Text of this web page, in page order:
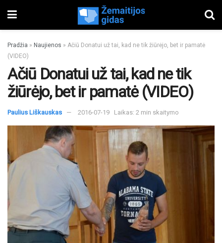
Pradžia » Naujienos » Ačiū Donatui už tai, kad ne tik žiūrėjo, bet ir pamatė
(VIDEO)
Ačiū Donatui už tai, kad ne tik
žiūrėjo, bet ir pamatė (VIDEO)
Paulius Liškauskas 2016-07-19 Laikas: 2 min skaitymo